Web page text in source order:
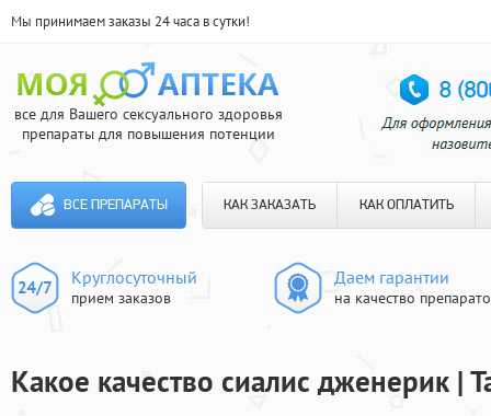
Мы принимаем заказы 24 часа в сутки!
все для Вашего сексуального здоровья
препараты для повышения потенции
ВСЕ ПРЕПАРАТЫ КАК ЗАКАЗАТЬ КАК ОПЛАТИТЬ
Круглосуточный
прием заказов
Даем гарантии
на качество
Какое качество сиалис дженерик |